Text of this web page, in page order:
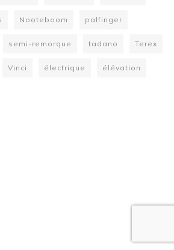
Nooteboom palfinger
semi-remorque tadano Terex
Vinci électrique élévation